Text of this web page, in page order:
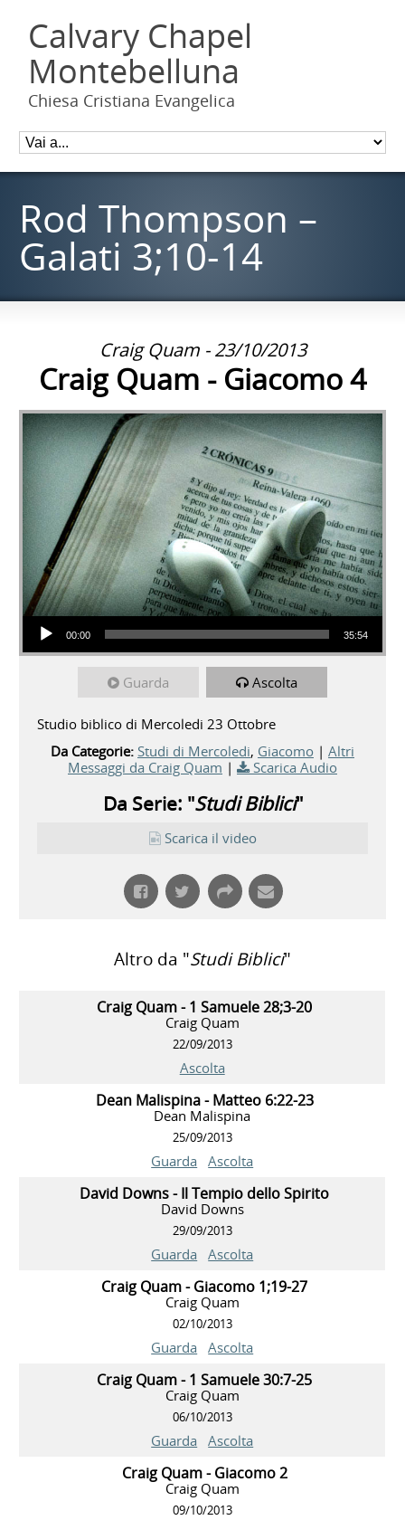
Calvary Chapel
Montebelluna
Chiesa Cristiana Evangelica
Rod Thompson –
Galati 3;10-14
Craig Quam - 23/10/2013
Craig Quam - Giacomo 4
Audio Player
00:00 35:54
Guarda Ascolta
Studio biblico di Mercoledi 23 Ottobre
Da Categorie: Studi di Mercoledi, Giacomo | Altri
Messaggi da Craig Quam | Scarica Audio
Da Serie: "Studi Biblici"
Scarica il video
Altro da "Studi Biblici"
Craig Quam - 1 Samuele 28;3-20
Craig Quam
22/09/2013
Ascolta
Dean Malispina - Matteo 6:22-23
Dean Malispina
25/09/2013
Guarda Ascolta
David Downs - Il Tempio dello Spirito
David Downs
29/09/2013
Guarda Ascolta
Craig Quam - Giacomo 1;19-27
Craig Quam
02/10/2013
Guarda Ascolta
Craig Quam - 1 Samuele 30:7-25
Craig Quam
06/10/2013
Guarda Ascolta
Craig Quam - Giacomo 2
Craig Quam
09/10/2013